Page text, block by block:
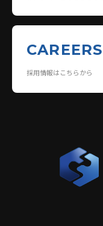
CAREERS
採用情報はこちらから